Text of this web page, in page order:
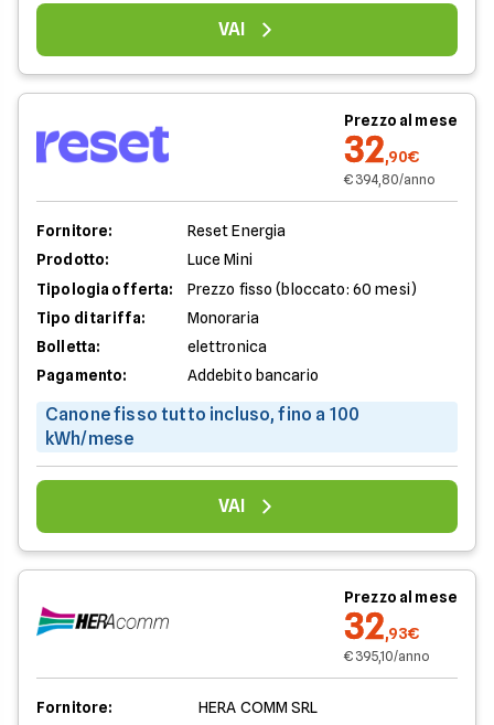
VAI
Prezzo al mese
32,90€
€ 394,80/anno
Fornitore:
Reset Energia
Prodotto:
Luce Mini
Tipologia offerta:
Prezzo fisso (bloccato: 60 mesi)
Tipo di tariffa:
Monoraria
Bolletta:
elettronica
Pagamento:
Addebito bancario
Canone fisso tutto incluso, fino a 100
kWh/mese
VAI
Prezzo al mese
32,93€
€ 395,10/anno
Fornitore:
HERA COMM SRL